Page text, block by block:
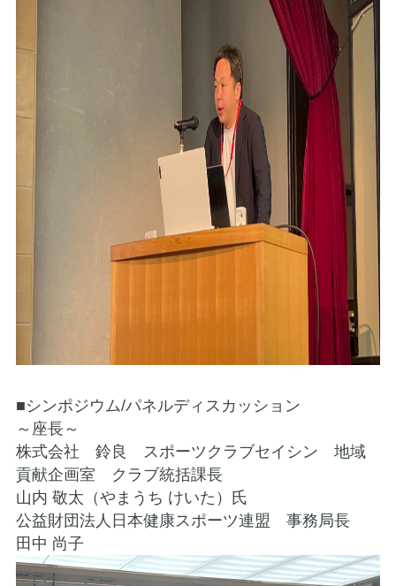
■シンポジウム/パネルディスカッション
～座長～
株式会社 鈴良 スポーツクラブセイシン 地域
貢献企画室 クラブ統括課長
山内 敬太（やまうち けいた）氏
公益財団法人日本健康スポーツ連盟 事務局長
田中 尚子